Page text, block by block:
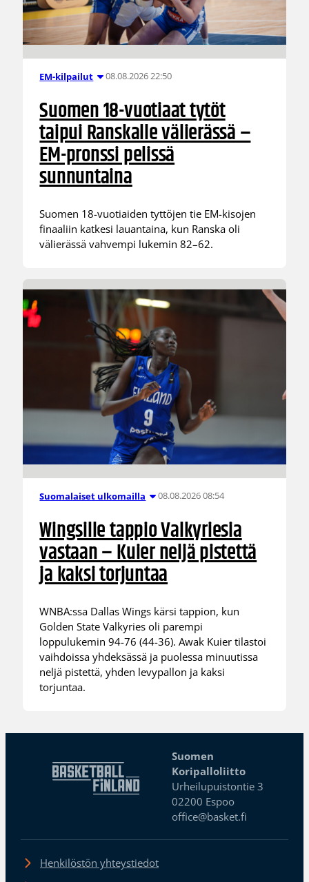
EM-kilpailut 08.08.2026 22:50
Suomen 18-vuotiaat tytöt
taipui Ranskalle välierässä –
EM-pronssi pelissä
sunnuntaina
Suomen 18-vuotiaiden tyttöjen tie EM-kisojen
finaaliin katkesi lauantaina, kun Ranska oli
välierässä vahvempi lukemin 82–62.
Suomalaiset ulkomailla 08.08.2026 08:54
Wingsille tappio Valkyriesia
vastaan – Kuier neljä pistettä
ja kaksi torjuntaa
WNBA:ssa Dallas Wings kärsi tappion, kun
Golden State Valkyries oli parempi
loppulukemin 94-76 (44-36). Awak Kuier tilastoi
vaihdoissa yhdeksässä ja puolessa minuutissa
neljä pistettä, yhden levypallon ja kaksi
torjuntaa.
Suomen
Koripalloliitto
Urheilupuistontie 3
02200 Espoo
office@basket.fi
Henkilöstön yhteystiedot